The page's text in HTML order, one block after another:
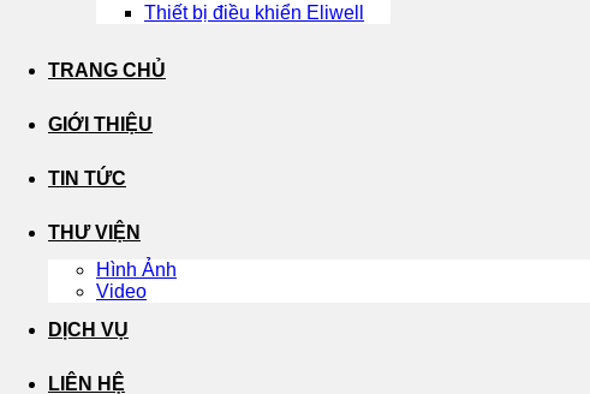
Thiết bị điều khiển Eliwell
TRANG CHỦ
GIỚI THIỆU
TIN TỨC
THƯ VIỆN
Hình Ảnh
Video
DỊCH VỤ
LIÊN HỆ